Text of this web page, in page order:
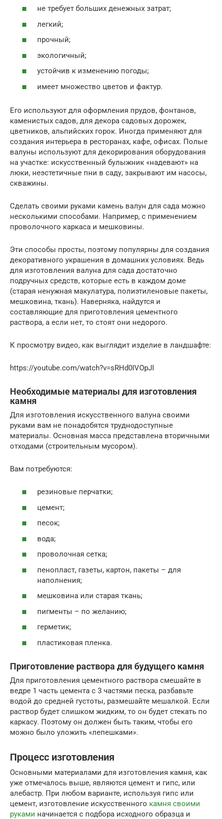
не требует больших денежных затрат;
легкий;
прочный;
экологичный;
устойчив к изменению погоды;
имеет множество цветов и фактур.
Его используют для оформления прудов, фонтанов,
каменистых садов, для декора садовых дорожек,
цветников, альпийских горок. Иногда применяют для
создания интерьера в ресторанах, кафе, офисах. Полые
валуны используют для декорирования оборудования
на участке: искусственный булыжник «надевают» на
люки, неэстетичные пни в саду, закрывают им насосы,
скважины.
Сделать своими руками камень валун для сада можно
несколькими способами. Например, с применением
проволочного каркаса и мешковины.
Эти способы просты, поэтому популярны для создания
декоративного украшения в домашних условиях. Ведь
для изготовления валуна для сада достаточно
подручных средств, которые есть в каждом доме
(старая ненужная макулатура, полиэтиленовые пакеты,
мешковина, ткань). Наверняка, найдутся и
составляющие для приготовления цементного
раствора, а если нет, то стоят они недорого.
К просмотру видео, как выглядит изделие в ландшафте:
https://youtube.com/watch?v=sRHd0IVOpJI
Необходимые материалы для изготовления
камня
Для изготовления искусственного валуна своими
руками вам не понадобятся труднодоступные
материалы. Основная масса представлена вторичными
отходами (строительным мусором).
Вам потребуются:
резиновые перчатки;
цемент;
песок;
вода;
проволочная сетка;
пенопласт, газеты, картон, пакеты – для
наполнения;
мешковина или старая ткань;
пигменты – по желанию;
герметик;
пластиковая пленка.
Приготовление раствора для будущего камня
Для приготовления цементного раствора смешайте в
ведре 1 часть цемента с 3 частями песка, разбавьте
водой до средней густоты, размешайте мешалкой. Если
раствор будет слишком жидким, то он будет стекать по
каркасу. Поэтому он должен быть таким, чтобы его
можно было уложить «лепешками».
Процесс изготовления
Основными материалами для изготовления камня, как
уже отмечалось выше, являются цемент и гипс, или
алебастр. При любом варианте, используя гипс или
цемент, изготовление искусственного камня своими
руками начинается с подбора исходного образца и